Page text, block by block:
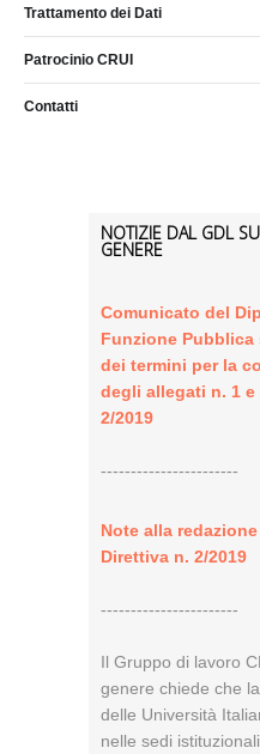
Trattamento dei Dati
Patrocinio CRUI
Contatti
NOTIZIE DAL GDL
GENERE
Comunicato del
Funzione
dei termini per la
degli allegati n. 1
2/2019
-----------------------
Note alla
Direttiva n. 2/2019
-----------------------
Il Gruppo di lavoro
genere chiede che
delle Università
nelle sedi